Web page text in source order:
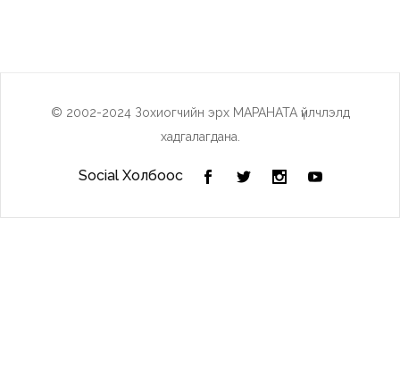
© 2002-2024 Зохиогчийн эрх МАРАНАТА үйлчлэлд
хадгалагдана.
Social Холбоос